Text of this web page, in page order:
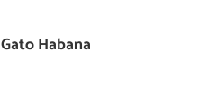
Gato Habana